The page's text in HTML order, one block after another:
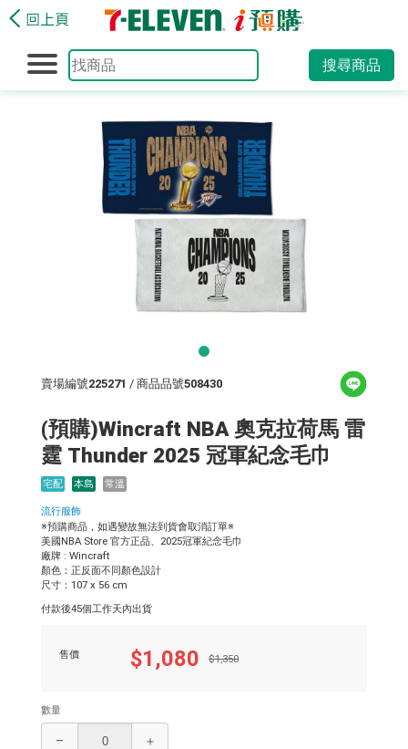
搜尋商品
賣場編號225271 / 商品品號508430
(預購)Wincraft NBA 奧克拉荷馬 雷
霆 Thunder 2025 冠軍紀念毛巾
宅配 本島 常溫
流行服飾
※預購商品，如遇變故無法到貨會取消訂單※
美國NBA Store 官方正品、2025冠軍紀念毛巾
廠牌 : Wincraft
顏色：正反面不同顏色設計
尺寸：107 x 56 cm
付款後45個工作天內出貨
售價 $1,080 $1,350
數量
– ＋